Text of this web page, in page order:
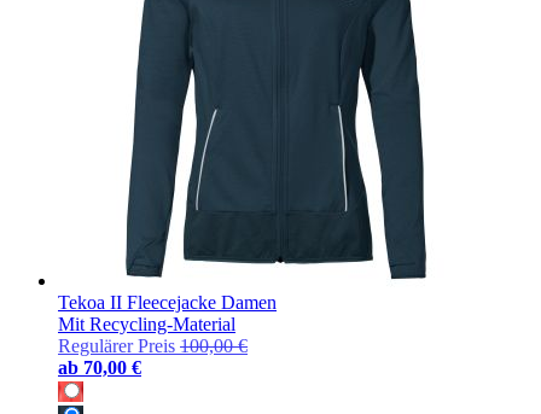
Tekoa II Fleecejacke Damen
Mit Recycling-Material
Regulärer Preis 100,00 €
ab 70,00 €